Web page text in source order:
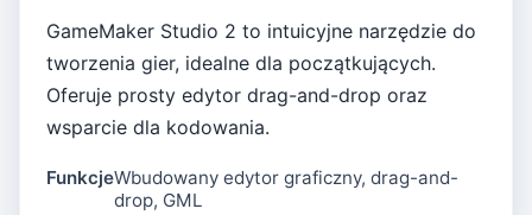
GameMaker Studio 2 to intuicyjne narzędzie do
tworzenia gier, idealne dla początkujących.
Oferuje prosty edytor drag-and-drop oraz
wsparcie dla kodowania.
FunkcjeWbudowany edytor graficzny, drag-and-
drop, GML